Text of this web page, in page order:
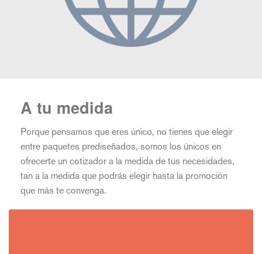
A tu medida
Porque pensamos que eres único, no tienes que elegir
entre paquetes prediseñados, somos los únicos en
ofrecerte un cotizador a la medida de tus necesidades,
tan a la medida que podrás elegir hasta la promoción
que más te convenga.